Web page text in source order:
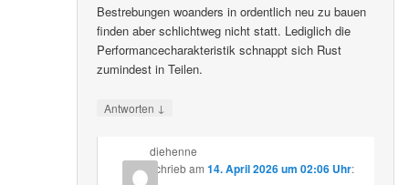
Bestrebungen woanders in ordentlich neu zu bauen
finden aber schlichtweg nicht statt. Lediglich die
Performancecharakteristik schnappt sich Rust
zumindest in Teilen.
Antworten ↓
diehenne
schriebam 14. April 2026 um 02:06 Uhr: